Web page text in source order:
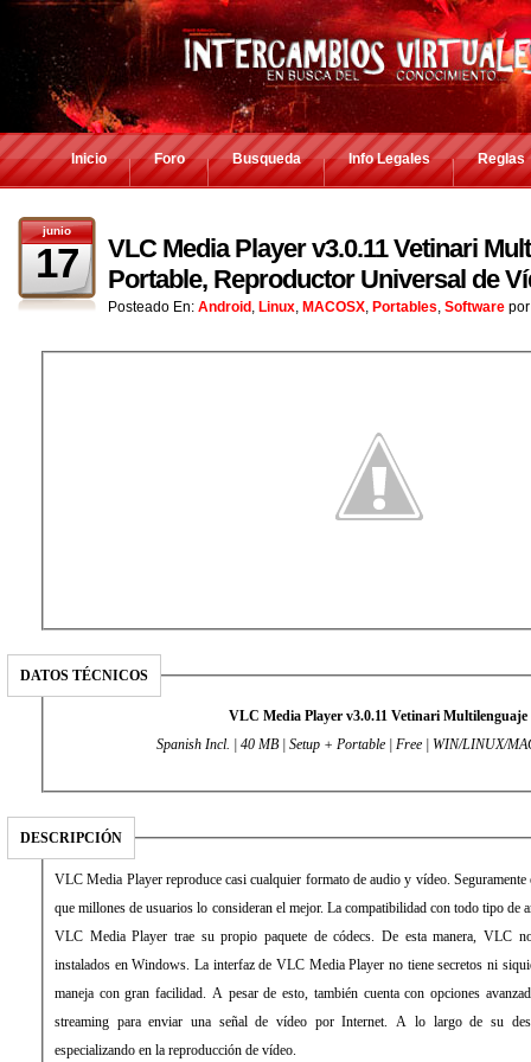
Inicio Foro Busqueda Info Legales Reglas
junio
17
VLC Media Player v3.0.11 Vetinari
Portable, Reproductor Universal de
Posteado En: Android , Linux, MACOSX, Portables, Software
DATOS TÉCNICOS
VLC Media Player v3.0.11 Vetinari Multilenguaje
Spanish Incl. | 40 MB | Setup + Portable | Free | WIN/LINUX/
DESCRIPCIÓN
VLC Media Player reproduce casi cualquier formato de audio y vídeo. Seguramente
que millones de usuarios lo consideran el mejor. La compatibilidad con todo tipo de
VLC Media Player trae su propio paquete de códecs. De esta manera, VLC
instalados en Windows. La interfaz de VLC Media Player no tiene secretos ni
maneja con gran facilidad. A pesar de esto, también cuenta con opciones
streaming para enviar una señal de vídeo por Internet. A lo largo de su
especializando en la reproducción de vídeo.